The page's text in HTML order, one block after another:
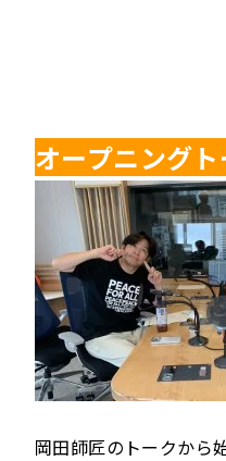
オープニングト
岡田師匠のトークから